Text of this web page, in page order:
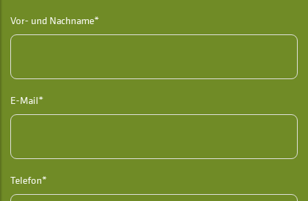
Vor- und Nachname*
E-Mail*
Telefon*